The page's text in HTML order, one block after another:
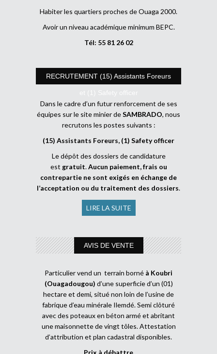
Habiter les quartiers proches de Ouaga 2000.
Avoir un niveau académique minimum BEPC.
Tél: 55 81 26 02
RECRUTEMENT (15) Assistants Foreurs
et (1) Safety officer
Dans le cadre d’un futur renforcement de ses
équipes sur le site minier deSAMBRADO, nous
recrutons les postes suivants :
(15) Assistants Foreurs, (1) Safety officer
Le dépôt des dossiers de candidature
est gratuit.Aucun paiement, frais ou
contrepartie ne sont exigés en échange de
l’acceptation ou du traitement des dossiers.
LIRE LA SUITE
AVIS DE VENTE
Particulier vend un terrain borné à Koubri
(Ouagadougou) d’une superficie d’un (01)
hectare et demi, situé non loin de l’usine de
fabrique d’eau minérale Ilemdé. Semi clôturé
avec des poteaux en béton armé et abritant
une maisonnette de vingt tôles. Attestation
d’attribution et plan cadastral disponibles.